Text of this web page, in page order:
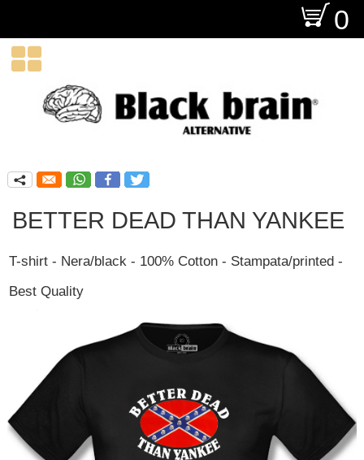
O 0

q
BETTER DEAD THAN YANKEE
T-shirt - Nera/black - 100% Cotton - Stampata/printed -
Best Quality